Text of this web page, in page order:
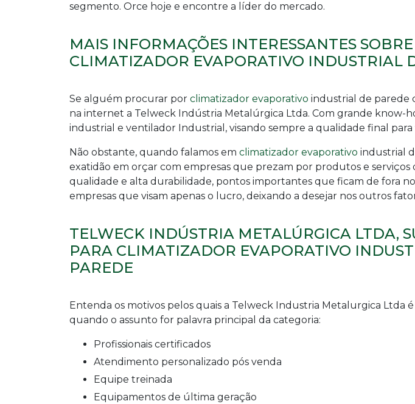
segmento. Orce hoje e encontre a líder do mercado.
MAIS INFORMAÇÕES INTERESSANTES SOBRE
CLIMATIZADOR EVAPORATIVO INDUSTRIAL
Se alguém procurar por climatizador evaporativo industrial de parede
na internet a Telweck Indústria Metalúrgica Ltda. Com grande know-
industrial e ventilador Industrial, visando sempre a qualidade final
Não obstante, quando falamos em climatizador evaporativo industrial
exatidão em orçar com empresas que prezam por produtos e
qualidade e alta durabilidade, pontos importantes que ficam de fora
empresas que visam apenas o lucro, deixando a desejar nos outros
TELWECK INDÚSTRIA METALÚRGICA LTDA,
PARA CLIMATIZADOR EVAPORATIVO
PAREDE
Entenda os motivos pelos quais a Telweck Industria Metalurgica Ltda
quando o assunto for palavra principal da categoria:
profissionais certificados
atendimento personalizado pós venda
equipe treinada
equipamentos de última geração